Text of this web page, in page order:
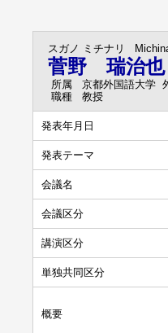
スガノ ミチナリ
菅野 瑞治也
所属
京都外国語大学
職種
教授
発表年月日
発表テーマ
会議名
会議区分
講演区分
単独共同区分
概要